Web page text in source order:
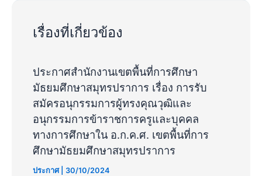
เรื่องที่เกี่ยวข้อง
ประกาศสำนักงานเขตพื้นที่การศึกษา
มัธยมศึกษาสมุทรปราการ เรื่อง การรับ
สมัครอนุกรรมการผู้ทรงคุณวุฒิและ
อนุกรรมการข้าราชการครูและบุคคล
ทางการศึกษาใน อ.ก.ค.ศ. เขตพื้นที่การ
ศึกษามัธยมศึกษาสมุทรปราการ
ประกาศ| 30/10/2024